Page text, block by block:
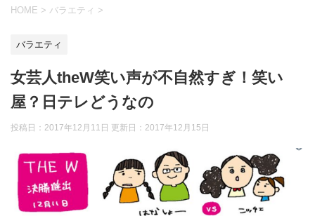
HOME > バラエティ >
バラエティ
女芸人theW笑い声が不自然すぎ！笑い
屋？日テレどうなの
投稿日：2017年12月11日 更新日： 2017年12月15日